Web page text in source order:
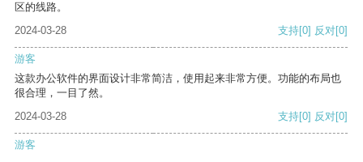
区的线路。
2024-03-28
支持[0] 反对[0]
游客
这款办公软件的界面设计非常简洁，使用起来非常方便。功能的布局也
很合理，一目了然。
2024-03-28
支持[0] 反对[0]
游客